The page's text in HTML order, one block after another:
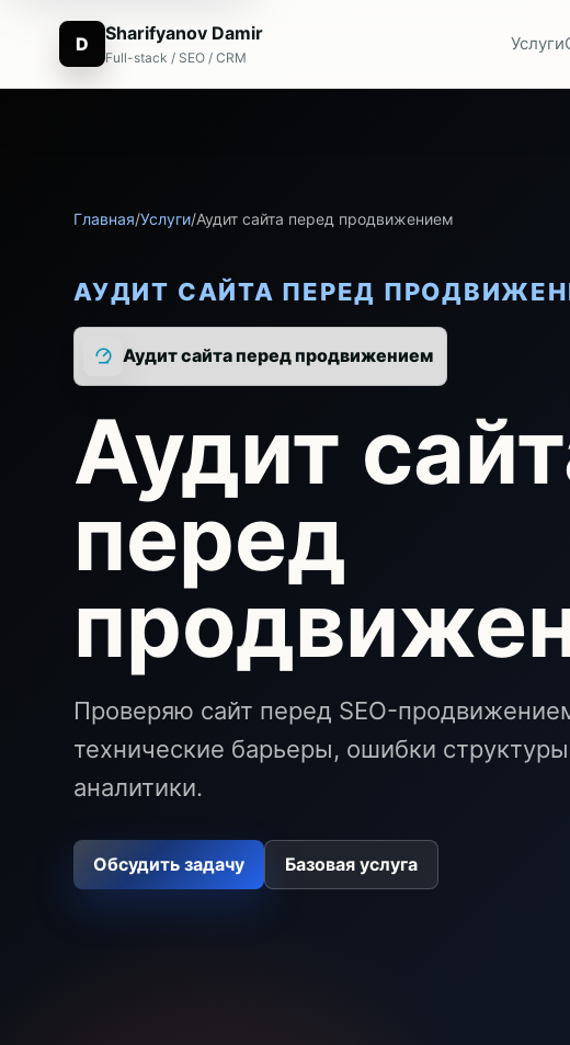
D Sharifyanov Damir
Full-stack / SEO / CRM
Услуги
Главная/Услуги/Аудит сайта перед продвижением
АУДИТ САЙТА ПЕРЕД
Аудит сайта перед продвижением
Аудит
перед
Проверяю сайт перед SEO-
технические барьеры, ошибки
аналитики.
Обсудить задачу Базовая услуга